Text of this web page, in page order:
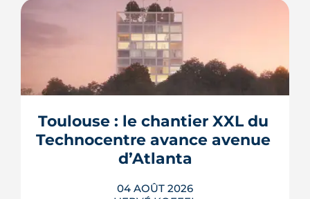
La troisième et dernière phase de
l'écoquartier Andromède doit livrer
près de 1 700 logements à partir de
protégé, la cisticole des joncs, contraint
fortement le plan d'aménagement et
repousse un calendrier déjà tendu.
LIRE L'ARTICLE
Toulouse : le chantier XXL du
Technocentre avance avenue
d’Atlanta
04 AOÛT 2026